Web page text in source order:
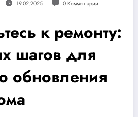
19.02.2025 0 Комментарии
к ремонту:
шагов для
обновления